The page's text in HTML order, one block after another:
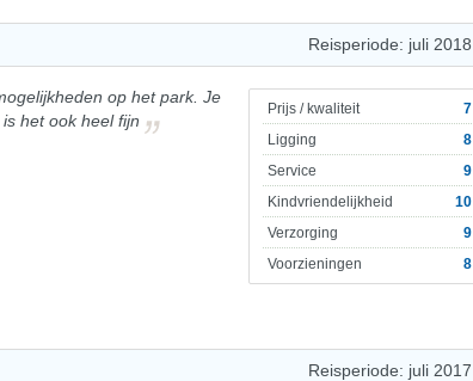
Reisperiode: juli 2018
Prijs / kwaliteit
7
Ligging
8
Service
9
Kindvriendelijkheid
10
Verzorging
9
Voorzieningen
8
op het park. Je
het ook heel fijn
Reisperiode: juli 2017